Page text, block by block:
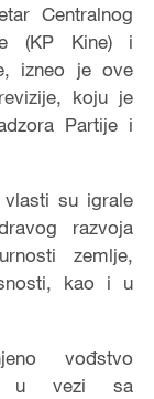
Centralnog
(KP Kine) i
izneo je ove
koju je
Partije i
vlasti su igrale
razvoja
zemlje,
kao i u
vođstvo
u vezi sa